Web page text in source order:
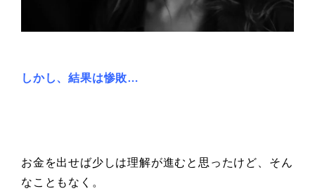
しかし、結果は惨敗…
お金を出せば少しは理解が進むと思ったけど、そん
なこともなく。